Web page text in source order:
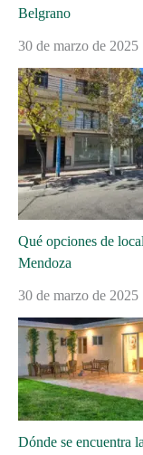
Belgrano
30 de marzo de 2025
Qué opciones de
Mendoza
30 de marzo de 2025
Dónde se encuentra